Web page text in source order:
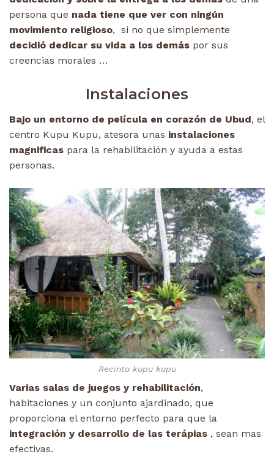
persona que nada tiene que ver con ningún
movimiento religioso, si no que simplemente
decidió dedicar su vida a los demás por sus
creencias morales …
Instalaciones
Bajo un entorno de película en corazón de Ubud, el
centro Kupu Kupu, atesora unas instalaciones
magnificas para la rehabilitación y ayuda a estas
personas.
Recinto kupu kupu
Varias salas de juegos y rehabilitación,
habitaciones y un conjunto ajardinado, que
proporciona el entorno perfecto para que la
integración y desarrollo de las terápias , sean mas
efectivas.